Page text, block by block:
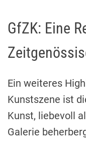
GfZK: Eine
Ein weiteres
Kunstszene ist
Kunst, liebevoll
Galerie